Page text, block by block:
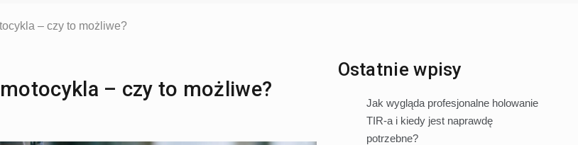
– czy to możliwe?
– czy to możliwe?
Ostatnie wpisy
Jak wygląda profesjonalne holowanie
TIR-a i kiedy jest naprawdę
potrzebne?